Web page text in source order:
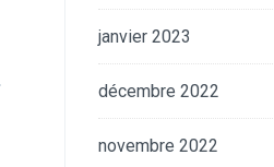
janvier 2023
décembre 2022
novembre 2022